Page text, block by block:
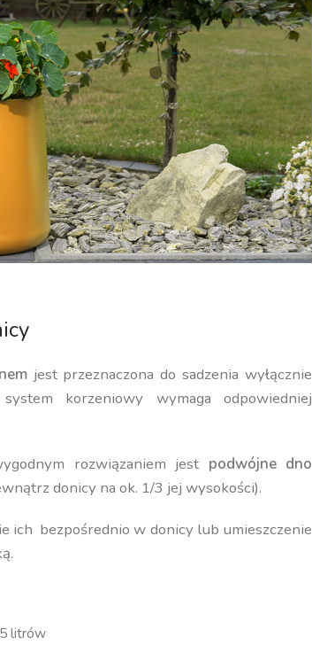
jest przeznaczona do sadzenia wyłącznie
korzeniowy wymaga odpowiedniej
rozwiązaniem jest podwójne dno
donicy na ok. 1/3 jej wysokości).
ich bezpośrednio w donicy lub umieszczenie
litrów